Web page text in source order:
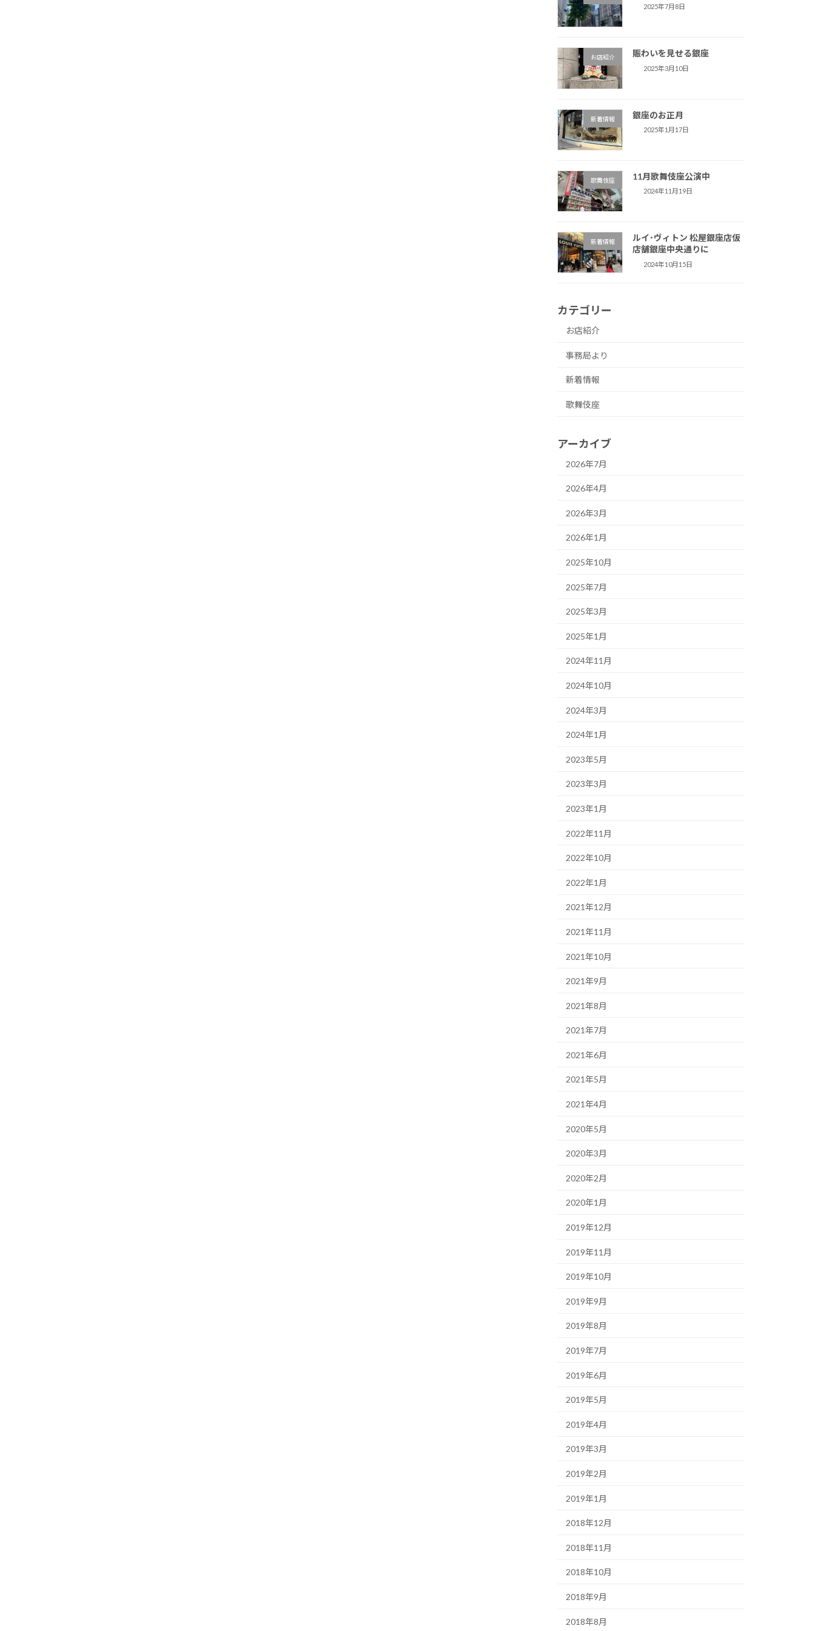
2025年7月8日
お店紹介 賑わいを見せる銀座
2025年3月10日
新着情報 銀座のお正月
2025年1月17日
歌舞伎座 11月歌舞伎座公演中
2024年11月19日
新着情報
ルイ･ヴィトン 松屋銀座店仮
店舗銀座中央通りに
2024年10月15日
カテゴリー
お店紹介
事務局より
新着情報
歌舞伎座
アーカイブ
2026年7月
2026年4月
2026年3月
2026年1月
2025年10月
2025年7月
2025年3月
2025年1月
2024年11月
2024年10月
2024年3月
2024年1月
2023年5月
2023年3月
2023年1月
2022年11月
2022年10月
2022年1月
2021年12月
2021年11月
2021年10月
2021年9月
2021年8月
2021年7月
2021年6月
2021年5月
2021年4月
2020年5月
2020年3月
2020年2月
2020年1月
2019年12月
2019年11月
2019年10月
2019年9月
2019年8月
2019年7月
2019年6月
2019年5月
2019年4月
2019年3月
2019年2月
2019年1月
2018年12月
2018年11月
2018年10月
2018年9月
2018年8月